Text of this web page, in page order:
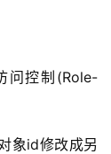
问控制(Role-
象id修改成另